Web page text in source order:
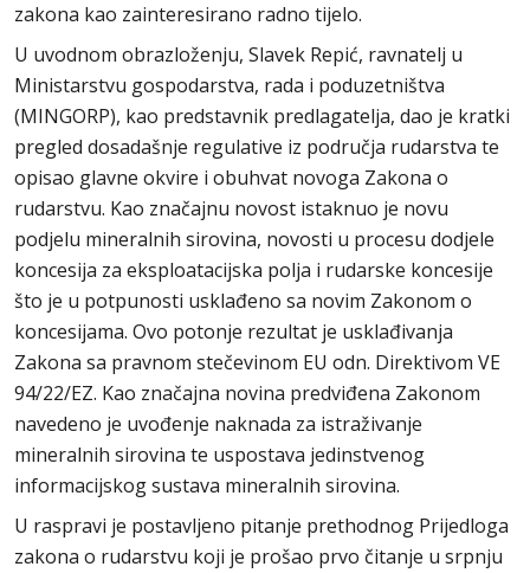
zakona kao zainteresirano radno tijelo.
U uvodnom obrazloženju, Slavek Repić, ravnatelj u
Ministarstvu gospodarstva, rada i poduzetništva
(MINGORP), kao predstavnik predlagatelja, dao je kratki
pregled dosadašnje regulative iz područja rudarstva te
opisao glavne okvire i obuhvat novoga Zakona o
rudarstvu. Kao značajnu novost istaknuo je novu
podjelu mineralnih sirovina, novosti u procesu dodjele
koncesija za eksploatacijska polja i rudarske koncesije
što je u potpunosti usklađeno sa novim Zakonom o
koncesijama. Ovo potonje rezultat je usklađivanja
Zakona sa pravnom stečevinom EU odn. Direktivom VE
94/22/EZ. Kao značajna novina predviđena Zakonom
navedeno je uvođenje naknada za istraživanje
mineralnih sirovina te uspostava jedinstvenog
informacijskog sustava mineralnih sirovina.
U raspravi je postavljeno pitanje prethodnog Prijedloga
zakona o rudarstvu koji je prošao prvo čitanje u srpnju